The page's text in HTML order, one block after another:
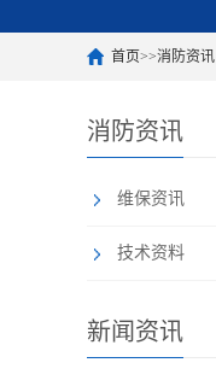
首页>>消防资讯
消防资讯
维保资讯
技术资料
新闻资讯